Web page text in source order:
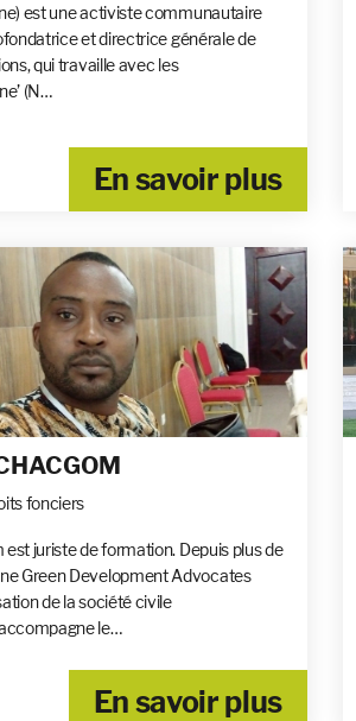
est une activiste communautaire
et directrice générale de
qui travaille avec les
(N…
En savoir plus
fonciers
juriste de formation. Depuis plus de
Green Development Advocates
de la société civile
le…
En savoir plus